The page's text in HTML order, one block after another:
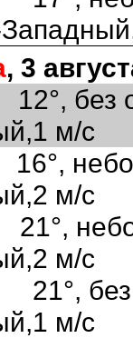
, 3
без
м/с
м/с
21°,
м/с
21°, без
м/с